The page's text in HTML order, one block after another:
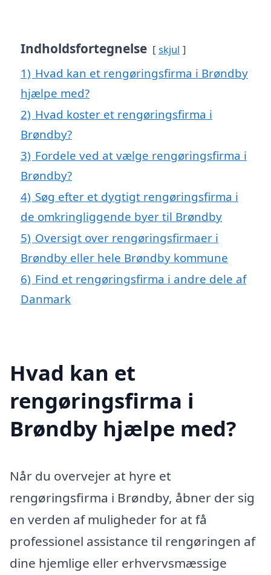
Indholdsfortegnelse skjul
1) Hvad kan et rengøringsfirma i Brøndby
hjælpe med?
2) Hvad koster et rengøringsfirma i
Brøndby?
3) Fordele ved at vælge rengøringsfirma i
Brøndby?
4) Søg efter et dygtigt rengøringsfirma i
de omkringliggende byer til Brøndby
5) Oversigt over rengøringsfirmaer i
Brøndby eller hele Brøndby kommune
6) Find et rengøringsfirma i andre dele af
Danmark
Hvad kan et
rengøringsfirma i
Brøndby hjælpe med?
Når du overvejer at hyre et
rengøringsfirma i Brøndby, åbner der sig
en verden af muligheder for at få
professionel assistance til rengøringen af
dine hjemlige eller erhvervsmæssige